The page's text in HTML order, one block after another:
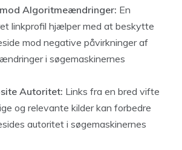
Algoritmeændringer: En
linkprofil hjælper med at beskytte
mod negative påvirkninger af
i søgemaskinernes
Autoritet: Links fra en bred vifte
og relevante kilder kan forbedre
autoritet i søgemaskinernes